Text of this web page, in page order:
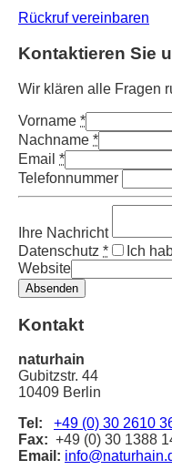
Rückruf vereinbaren
Kontaktieren Sie
Wir klären alle Fragen
Vorname *
Nachname *
Email *
Telefonnummer
Ihre Nachricht
Datenschutz * Ich
Website
Absenden
Kontakt
naturhain
Gubitzstr. 44
10409 Berlin
Tel:
+49 (0) 30 2610
Fax: +49 (0) 30 1388
Email: